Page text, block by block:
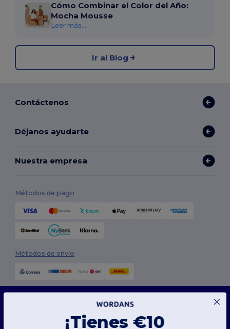
Cómo Combinar el Color del Año:
Mocha Mousse
Leer más...
Ir al Blog
Contáctenos
Déjanos ayudarte
Nuestra empresa
Métodos de pago
Métodos de envío
Nuestro sitio web utiliza cookies propias y de terceros para mejorar la funcionalidad
general, recordar tus preferencias, analizar el rendimiento del sitio web y garantizar
una experiencia de navegación fluida y personalizada, que incluye contenido adaptado,
interacciones optimizadas con nuestro sitio web y publicidad.
¡Tienes €10